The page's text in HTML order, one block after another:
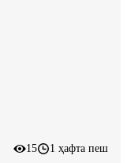
15 1 ҳафта пеш